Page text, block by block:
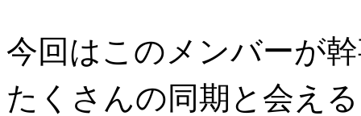
今回はこのメンバーが
たくさんの同期と会え